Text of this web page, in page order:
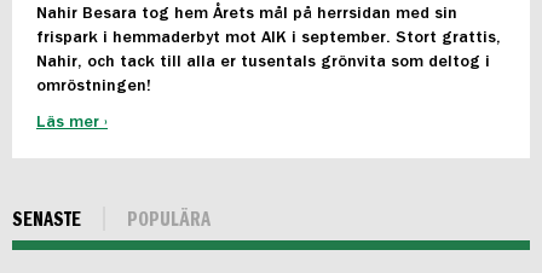
Nahir Besara tog hem Årets mål på herrsidan med sin
frispark i hemmaderbyt mot AIK i september. Stort grattis,
Nahir, och tack till alla er tusentals grönvita som deltog i
omröstningen!
Läs mer ›
SENASTE POPULÄRA